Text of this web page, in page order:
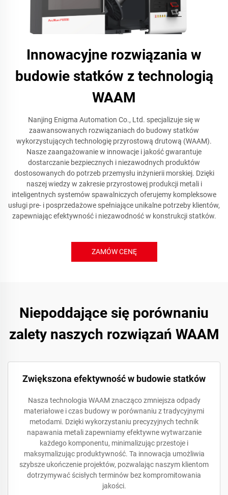
Innowacyjne rozwiązania w
budowie statków z technologią
WAAM
Nanjing Enigma Automation Co., Ltd. specjalizuje się w
zaawansowanych rozwiązaniach do budowy statków
wykorzystujących technologię przyrostową drutową (WAAM).
Nasze zaangażowanie w innowacje i jakość gwarantuje
dostarczanie bezpiecznych i niezawodnych produktów
dostosowanych do potrzeb przemysłu inżynierii morskiej. Dzięki
naszej wiedzy w zakresie przyrostowej produkcji metali i
inteligentnych systemów spawalniczych oferujemy kompleksowe
usługi pre- i posprzedażowe spełniające unikalne potrzeby klientów,
zapewniając efektywność i niezawodność w konstrukcji statków.
ZAMÓW CENĘ
Niepoddające się porównaniu
zalety naszych rozwiązań WAAM
Zwiększona efektywność w budowie statków
Nasza technologia WAAM znacząco zmniejsza odpady
materiałowe i czas budowy w porównaniu z tradycyjnymi
metodami. Dzięki wykorzystaniu precyzyjnych technik
napawania metali zapewniamy efektywne wytwarzanie
każdego komponentu, minimalizując przestoje i
maksymalizując produktywność. Ta innowacja umożliwia
szybsze ukończenie projektów, pozwalając naszym klientom
dotrzymywać ścisłych terminów bez kompromitowania
jakości.